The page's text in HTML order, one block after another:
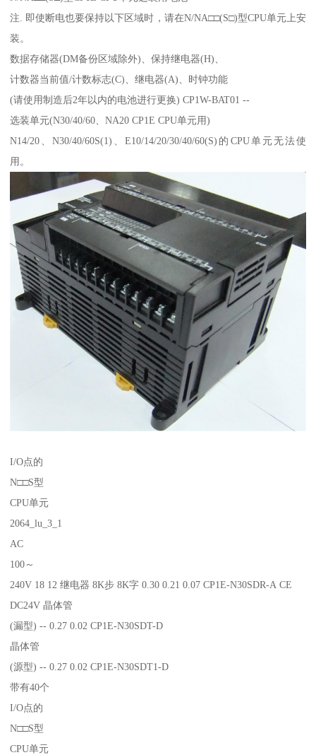
注. 即使断电也要保持以下区域时，请在N/NA□□(S□)型CPU单元上安
装。
数据存储器(DM备份区域除外)、保持继电器(H)、
计数器当前值/计数标志(C)、继电器(A)、时钟功能
(请使用制造后2年以内的电池进行更换) CP1W-BAT01 --
选装单元(N30/40/60、NA20 CP1E CPU单元用)
N14/20、N30/40/60S(1)、E10/14/20/30/40/60(S)的CPU单元无法使
用。
I/O点的
N□□S型
CPU单元
2064_lu_3_1
AC
100～
240V 18 12 继电器 8K步 8K字 0.30 0.21 0.07 CP1E-N30SDR-A CE
DC24V 晶体管
(漏型) -- 0.27 0.02 CP1E-N30SDT-D
晶体管
(源型) -- 0.27 0.02 CP1E-N30SDT1-D
带有40个
I/O点的
N□□S型
CPU单元